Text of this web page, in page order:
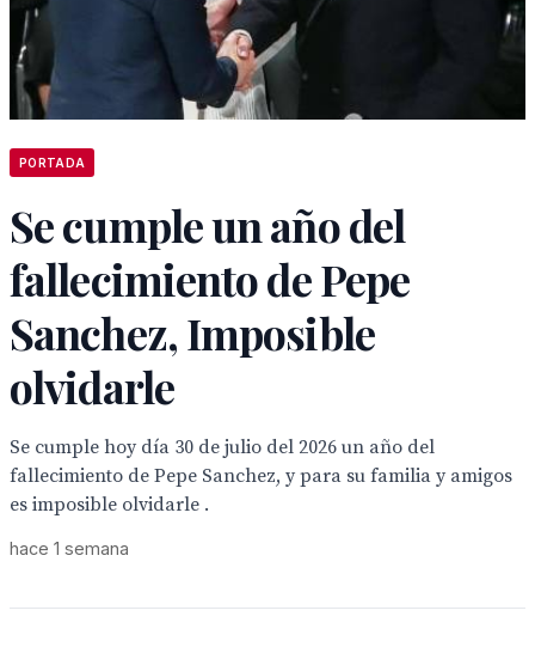
PORTADA
Se cumple un año del
fallecimiento de Pepe
Sanchez, Imposible
olvidarle
Se cumple hoy día 30 de julio del 2026 un año del
fallecimiento de Pepe Sanchez, y para su familia y amigos
es imposible olvidarle .
hace 1 semana